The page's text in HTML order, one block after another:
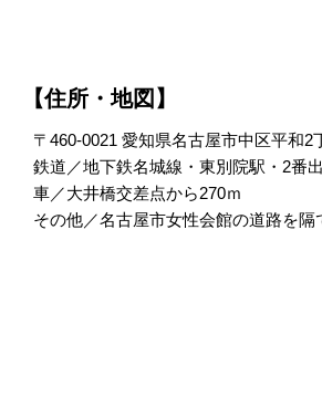
【住所・地図】
〒460-0021 愛知県名古屋市中区平和2
鉄道／地下鉄名城線・東別院駅・2番
車／大井橋交差点から270ｍ
その他／名古屋市女性会館の道路を隔